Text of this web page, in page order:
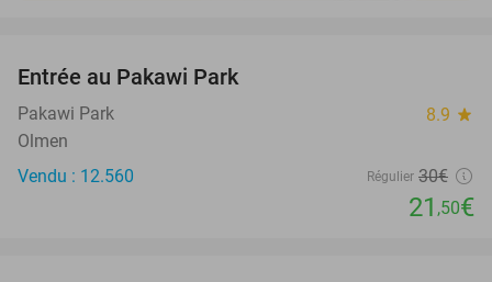
Entrée au Pakawi Park
Pakawi Park 8.9 star
Olmen
Vendu : 12.560
Régulier 30€
21 ,50€